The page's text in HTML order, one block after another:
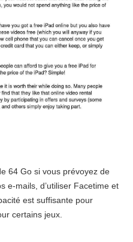
64 Go si vous prévoyez de
e-mails, d’utiliser Facetime et
est suffisante pour
certains jeux.